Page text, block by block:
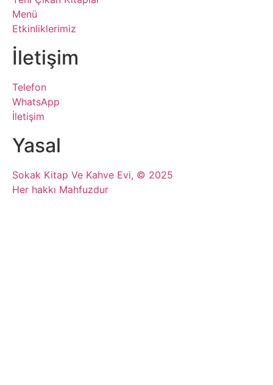
Menü
Etkinliklerimiz
İletişim
Telefon
WhatsApp
İletişim
Yasal
Sokak Kitap Ve Kahve Evi, © 2025
Her hakkı Mahfuzdur